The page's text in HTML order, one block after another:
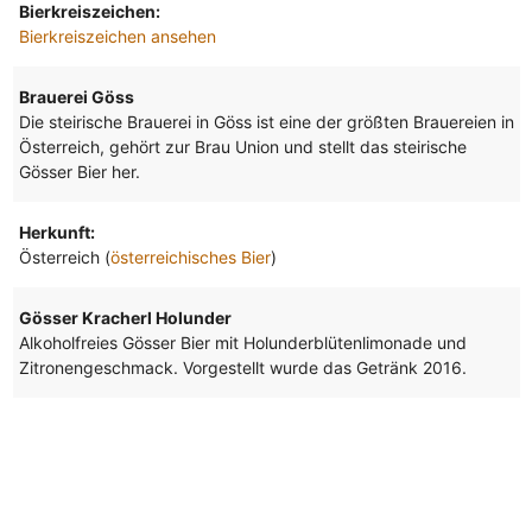
Bierkreiszeichen:
Bierkreiszeichen ansehen
Brauerei Göss
Die steirische Brauerei in Göss ist eine der größten Brauereien in
Österreich, gehört zur Brau Union und stellt das steirische
Gösser Bier her.
Herkunft:
Österreich (österreichisches Bier)
Gösser Kracherl Holunder
Alkoholfreies Gösser Bier mit Holunderblütenlimonade und
Zitronengeschmack. Vorgestellt wurde das Getränk 2016.